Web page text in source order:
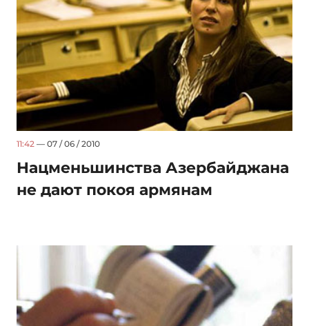
11:42 — 07 / 06 / 2010
Нацменьшинства Азербайджана
не дают покоя армянам